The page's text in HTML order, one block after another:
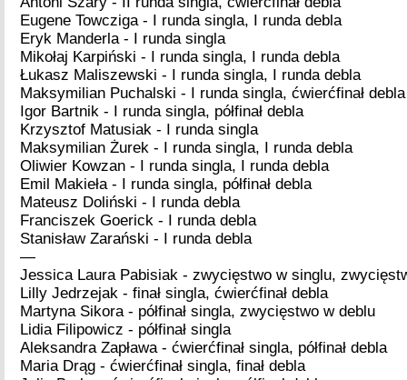
Eugene Towcziga - I runda singla, I runda debla
Eryk Manderla - I runda singla
Mikołaj Karpiński - I runda singla, I runda debla
Łukasz Maliszewski - I runda singla, I runda debla
Maksymilian Puchalski - I runda singla, ćwierćfinał debla
Igor Bartnik - I runda singla, półfinał debla
Krzysztof Matusiak - I runda singla
Maksymilian Żurek - I runda singla, I runda debla
Oliwier Kowzan - I runda singla, I runda debla
Emil Makieła - I runda singla, półfinał debla
Mateusz Doliński - I runda debla
Franciszek Goerick - I runda debla
Stanisław Zarański - I runda debla
—
Jessica Laura Pabisiak - zwycięstwo w singlu,
Lilly Jedrzejak - finał singla, ćwierćfinał debla
Martyna Sikora - półfinał singla, zwycięstwo w deblu
Lidia Filipowicz - półfinał singla
Aleksandra Zapława - ćwierćfinał singla, półfinał debla
Maria Drąg - ćwierćfinał singla, finał debla